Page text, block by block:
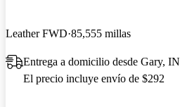
Leather FWD 85,555 millas
Entrega a domicilio desde Gary, IN
El precio incluye envío de $292